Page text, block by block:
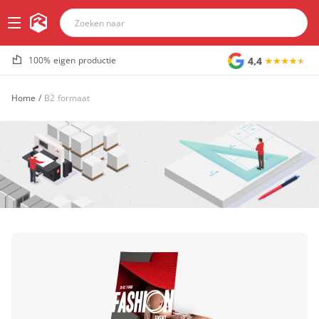
100% eigen productie 4,4
Home / B2 formaat